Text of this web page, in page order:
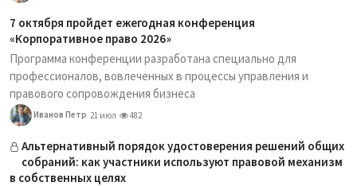
7 октября пройдет ежегодная конференция
«Корпоративное право 2026»
Программа конференции разработана специально для
профессионалов, вовлеченных в процессы управления и
правового сопровождения бизнеса
Иванов Петр 21 июл 482
Альтернативный порядок удостоверения решений общих
собраний: как участники используют правовой механизм
в собственных целях